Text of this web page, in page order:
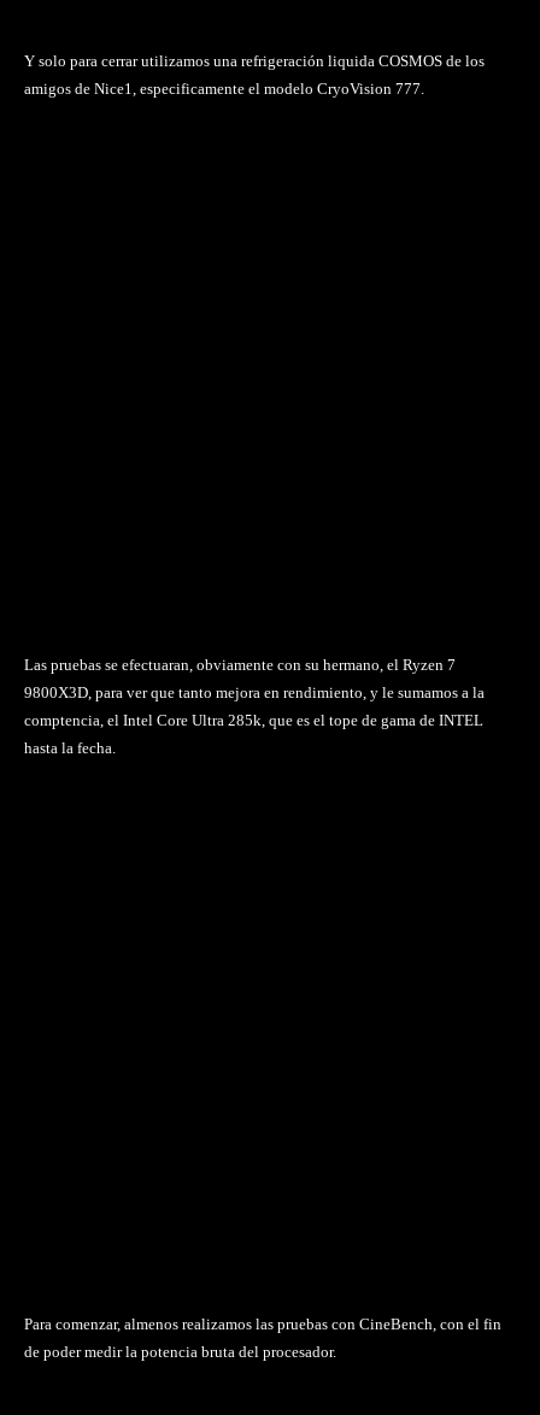
Y solo para cerrar utilizamos una refrigeración liquida COSMOS de los
amigos de Nice1, especificamente el modelo CryoVision 777.
Las pruebas se efectuaran, obviamente con su hermano, el Ryzen 7
9800X3D, para ver que tanto mejora en rendimiento, y le sumamos a la
comptencia, el Intel Core Ultra 285k, que es el tope de gama de INTEL
hasta la fecha.
Para comenzar, almenos realizamos las pruebas con CineBench, con el fin
de poder medir la potencia bruta del procesador.